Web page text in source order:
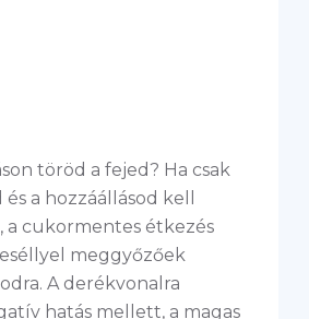
töröd a fejed? Ha csak
a hozzáállásod kell
a cukormentes étkezés
meggyőzőek
A derékvonalra
hatás mellett, a magas